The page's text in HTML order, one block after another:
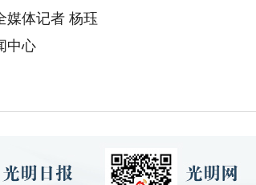
媒体记者 杨珏
中心